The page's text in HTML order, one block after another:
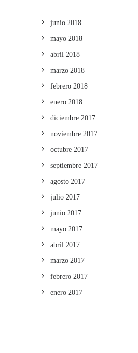
junio 2018
mayo 2018
abril 2018
marzo 2018
febrero 2018
enero 2018
diciembre 2017
noviembre 2017
octubre 2017
septiembre 2017
agosto 2017
julio 2017
junio 2017
mayo 2017
abril 2017
marzo 2017
febrero 2017
enero 2017